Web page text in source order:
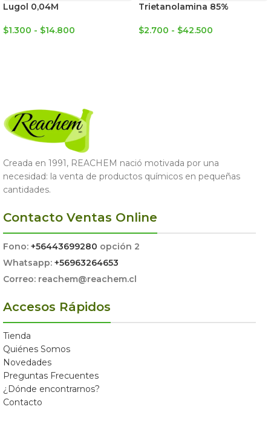
Lugol 0,04M
$1.300 - $14.800
Trietanolamina 85%
$2.700 - $42.500
Creada en 1991, REACHEM nació motivada por una
necesidad: la venta de productos químicos en pequeñas
cantidades.
Contacto Ventas Online
Fono: +56443699280 opción 2
Whatsapp: +56963264653
Correo: reachem@reachem.cl
Accesos Rápidos
Tienda
Quiénes Somos
Novedades
Preguntas Frecuentes
¿Dónde encontrarnos?
Contacto